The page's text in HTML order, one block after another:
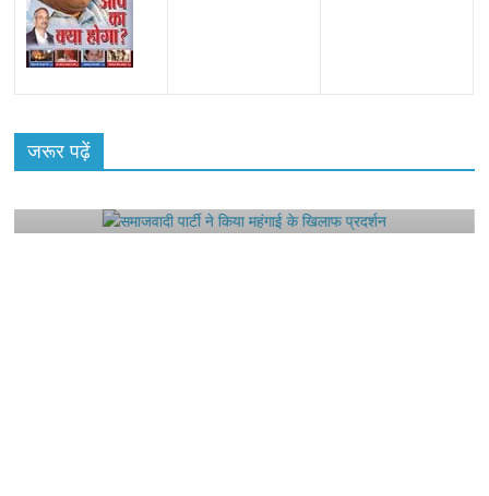
जरूर पढ़ें
राजनीतिक
समाजवादी पार्टी ने किया महंगाई के खिलाफ प्रदर्शन